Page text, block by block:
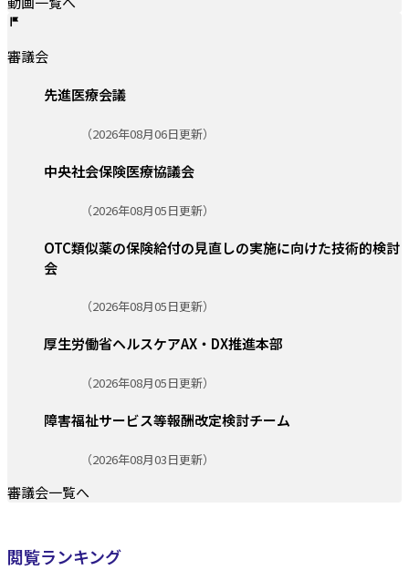
審議会
先進医療会議
（2026年08月06日更新）
中央社会保険医療協議会
（2026年08月05日更新）
OTC類似薬の保険給付の見直しの実施に向けた技術的検討
会
（2026年08月05日更新）
厚生労働省ヘルスケアAX・DX推進本部
（2026年08月05日更新）
障害福祉サービス等報酬改定検討チーム
（2026年08月03日更新）
審議会一覧へ
閲覧ランキング